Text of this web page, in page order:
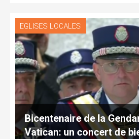
EGLISES LOCALES
Bicentenaire de la
Vatican: un concert de